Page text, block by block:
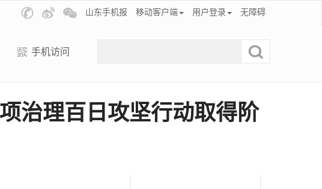
山东手机报 移动客户端 用户登录 无障碍
手机访问
治理百日攻坚行动取得阶